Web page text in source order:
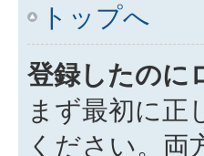
トップへ
登録したのに
まず最初に正
ください。